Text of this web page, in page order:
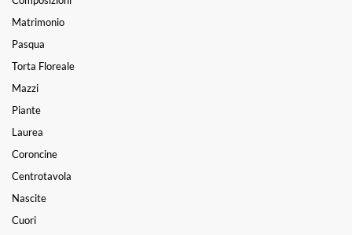
Matrimonio
Pasqua
Torta Floreale
Mazzi
Piante
Laurea
Coroncine
Centrotavola
Nascite
Cuori